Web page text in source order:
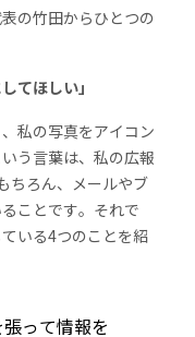
の竹田からひとつの
てほしい」
私の写真をアイコン
う言葉は、私の広報
ちろん、メールやブ
ことです。それで
いる4つのことを紹
って情報を